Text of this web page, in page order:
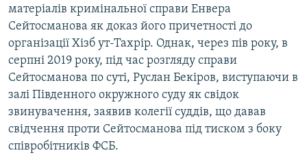
матеріалів кримінальної справи Енвера
Сейтосманова як доказ його причетності до
організації Хізб ут-Тахрір. Однак, через пів року, в
серпні 2019 року, під час розгляду справи
Сейтосманова по суті, Руслан Бекіров, виступаючи в
залі Південного окружного суду як свідок
звинувачення, заявив колегії суддів, що давав
свідчення проти Сейтосманова під тиском з боку
співробітників ФСБ.